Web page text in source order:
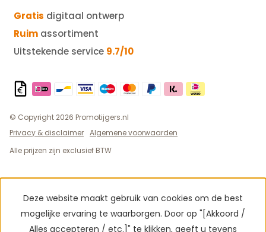
Gratis digitaal ontwerp
Ruim assortiment
Uitstekende service 9.7/10
© Copyright 2026 Promotijgers.nl
Privacy & disclaimer Algemene voorwaarden
Alle prijzen zijn exclusief BTW
Deze website maakt gebruik van cookies om de best
mogelijke ervaring te waarborgen. Door op "[Akkoord /
Alles accepteren / etc.]" te klikken, geeft u tevens